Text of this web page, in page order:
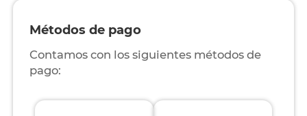
Métodos de pago
Contamos con los siguientes métodos de
pago: